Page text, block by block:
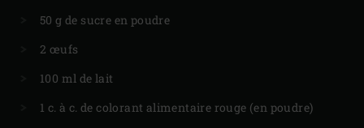
50 g de sucre en poudre
2 œufs
100 ml de lait
1 c. à c. de colorant alimentaire rouge (en poudre)